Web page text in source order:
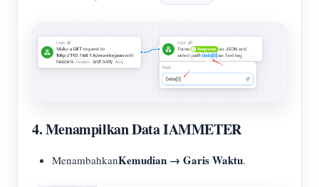
4. Menampilkan Data IAMMETER
MenambahkanKemudian → Garis Waktu.